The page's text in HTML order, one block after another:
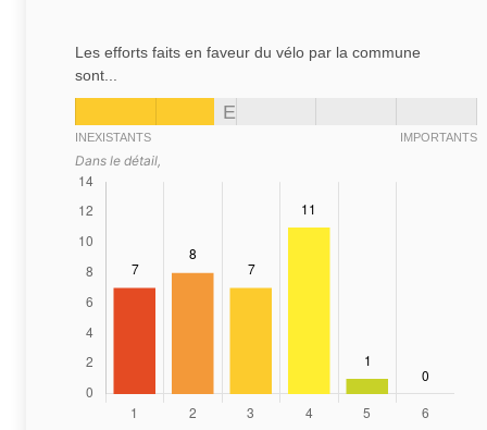
Les efforts faits en faveur du vélo par la commune
sont...
E
INEXISTANTS IMPORTANTS
Dans le détail,